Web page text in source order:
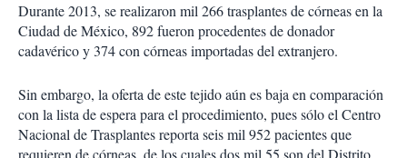
Durante 2013, se realizaron mil 266 trasplantes de córneas en la
Ciudad de México, 892 fueron procedentes de donador
cadavérico y 374 con córneas importadas del extranjero.
Sin embargo, la oferta de este tejido aún es baja en comparación
con la lista de espera para el procedimiento, pues sólo el Centro
Nacional de Trasplantes reporta seis mil 952 pacientes que